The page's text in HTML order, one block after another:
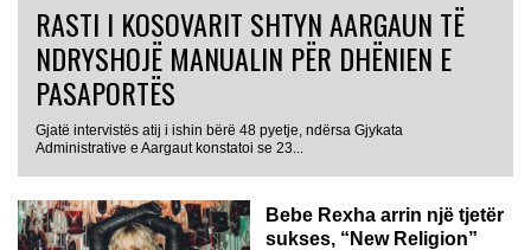
RASTI I KOSOVARIT SHTYN AARGAUN TË
NDRYSHOJË MANUALIN PËR DHËNIEN E
PASAPORTËS
Gjatë intervistës atij i ishin bërë 48 pyetje, ndërsa Gjykata
Administrative e Aargaut konstatoi se 23...
Bebe Rexha arrin një tjetër
sukses, “New Religion”